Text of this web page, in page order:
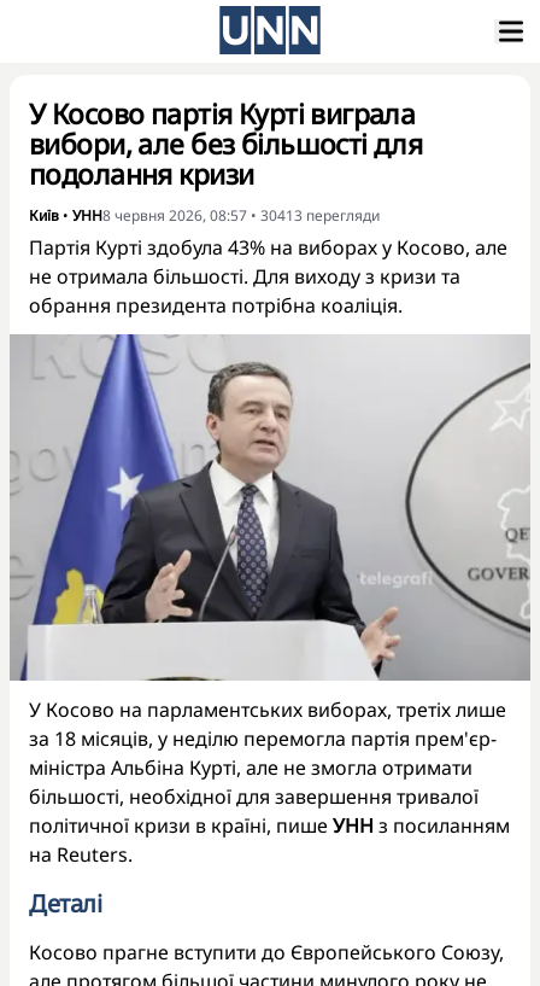
У Косово партія Курті виграла
вибори, але без більшості для
подолання кризи
Київ • УНН8 червня 2026, 08:57 • 30413 перегляди
Партія Курті здобула 43% на виборах у Косово, але
не отримала більшості. Для виходу з кризи та
обрання президента потрібна коаліція.
У Косово на парламентських виборах, третіх лише
за 18 місяців, у неділю перемогла партія прем'єр-
міністра Альбіна Курті, але не змогла отримати
більшості, необхідної для завершення тривалої
політичної кризи в країні, пише УНН з посиланням
на Reuters.
Деталі
Косово прагне вступити до Європейського Союзу,